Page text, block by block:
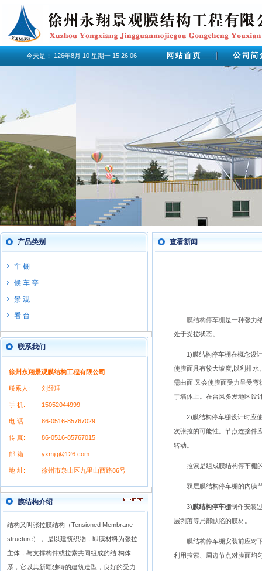
今天是： 126年8月 10 星期一 15:26:06
产品类别
车 棚
候 车 亭
景 观
看 台
联系我们
徐州永翔景观膜结构工程有限公司
联系人: 刘经理
手 机: 15052044999
电 话: 86-0516-85767029
传 真: 86-0516-85767015
邮 箱: yxmjg@126.com
地 址: 徐州市泉山区九里山西路86号
膜结构介绍
结构又叫张拉膜结构（Tensioned Membrane
structure）， 是以建筑织物，即膜材料为张拉
主体，与支撑构件或拉索共同组成的结 构体
系，它以其新颖独特的建筑造型，良好的受力
查
膜结构停车棚是一种张力
处于受拉状态。
1)膜结构停车棚在概念设计
使膜面具有较大坡度,以利排
需曲面,又会使膜面受力呈受
于墙体上。在台风多发地区设
2)膜结构停车棚设计时应使
次张拉的可能性。节点连接件
转动。
拉索是组成膜结构停车棚的
双层膜结构停车棚的内膜节
3)膜结构停车棚制作安装
层剥落等局部缺陷的膜材。
膜结构停车棚安装前应对下
利用拉索、周边节点对膜面均